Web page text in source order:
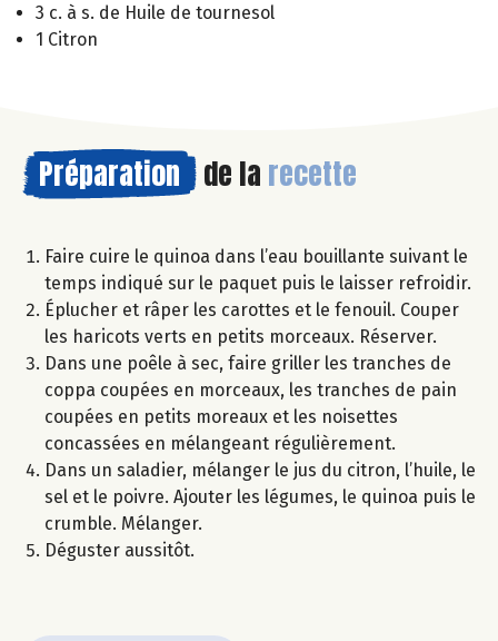
3 c. à s. de Huile de tournesol
1 Citron
Préparation de la recette
Faire cuire le quinoa dans l’eau bouillante suivant le
temps indiqué sur le paquet puis le laisser refroidir.
Éplucher et râper les carottes et le fenouil. Couper
les haricots verts en petits morceaux. Réserver.
Dans une poêle à sec, faire griller les tranches de
coppa coupées en morceaux, les tranches de pain
coupées en petits moreaux et les noisettes
concassées en mélangeant régulièrement.
Dans un saladier, mélanger le jus du citron, l’huile, le
sel et le poivre. Ajouter les légumes, le quinoa puis le
crumble. Mélanger.
Déguster aussitôt.